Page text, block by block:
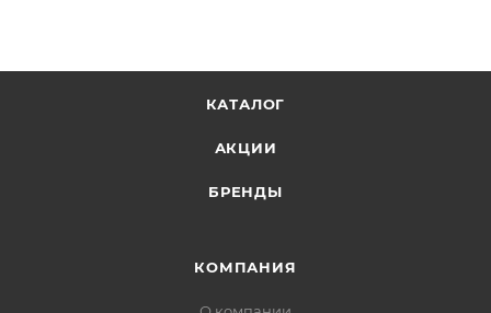
КАТАЛОГ
АКЦИИ
БРЕНДЫ
КОМПАНИЯ